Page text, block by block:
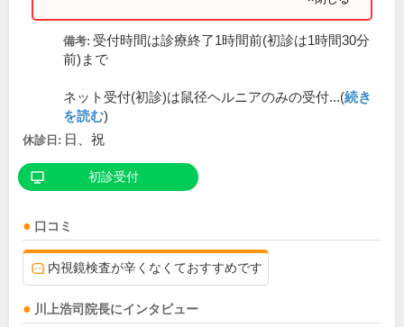
備考: 受付時間は診療終了1時間前(初診は1時間30分
前)まで
ネット受付(初診)は鼠径ヘルニアのみの受付...(続き
を読む)
休診日: 日、祝
初診受付
口コミ
内視鏡検査が辛くなくておすすめです
川上浩司 院長にインタビュー